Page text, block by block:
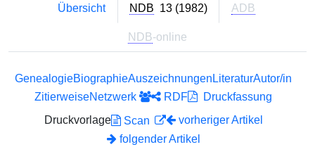
Übersicht NDB 13 (1982) ADB
NDB-online
GenealogieBiographieAuszeichnungen LiteraturAutor/in
ZitierweiseNetzwerk RDF
Druckfassung
Druckvorlage
Scan
vorheriger Artikel
folgender Artikel